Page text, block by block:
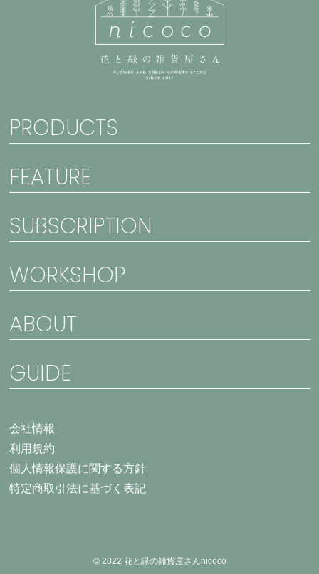
PRODUCTS
FEATURE
SUBSCRIPTION
WORKSHOP
ABOUT
GUIDE
会社情報
利用規約
個人情報保護に関する方針
特定商取引法に基づく表記
© 2022 花と緑の雑貨屋さんnicoco